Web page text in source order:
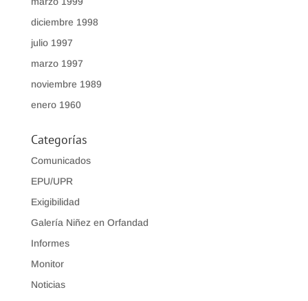
diciembre 1998
julio 1997
marzo 1997
noviembre 1989
enero 1960
Categorías
Comunicados
EPU/UPR
Exigibilidad
Galería Niñez en Orfandad
Informes
Monitor
Noticias